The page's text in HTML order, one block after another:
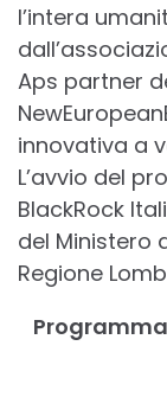
l’intera
Aps partner
innovativa a
L’avvio del
BlackRock
del Ministero
Regione